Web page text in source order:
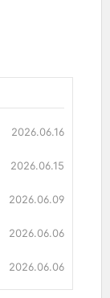
2026.06.16
2026.06.15
2026.06.09
2026.06.06
2026.06.06